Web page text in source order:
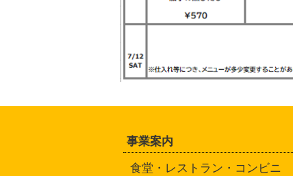
事業案内
食堂・レストラン・コンビニ